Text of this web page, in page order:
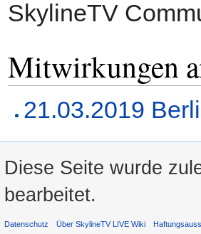
SkylineTV
Mitwirkungen
21.03.2019
Diese Seite wurde
bearbeitet.
Datenschutz Über SkylineTV LIVE Wiki